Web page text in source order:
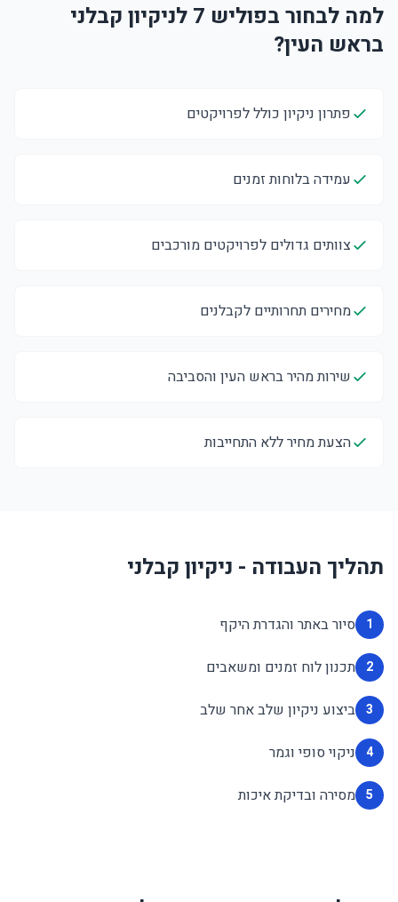
למה לבחור בפוליש 7 לניקיון קבלני
בראש העין?
פתרון ניקיון כולל לפרויקטים
עמידה בלוחות זמנים
צוותים גדולים לפרויקטים מורכבים
מחירים תחרותיים לקבלנים
שירות מהיר בראש העין והסביבה
הצעת מחיר ללא התחייבות
תהליך העבודה - ניקיון קבלני
1 סיור באתר והגדרת היקף
2 תכנון לוח זמנים ומשאבים
3 ביצוע ניקיון שלב אחר שלב
4 ניקוי סופי וגמר
5 מסירה ובדיקת איכות